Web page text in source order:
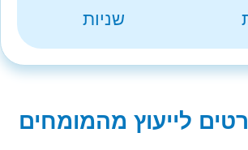
שניות
לייעוץ מהמומחים